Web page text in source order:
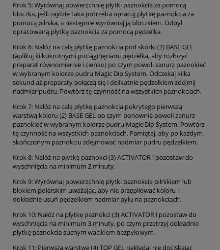
Krok 5: Wyrównaj powierzchnię płytki paznokcia za pomocą
bloczka, jeśli zajdzie taka potrzeba opracuj płytkę paznokcia za
pomocą pilnika, a następnie wyrównaj ją bloczkiem. Odpyl
opracowaną płytkę paznokcia za pomocą pędzelka.
Krok 6: Nałóż na całą płytkę paznokcia pod skórki (2) BASE GEL
(aplikuj kilkukrotnymi pociągnięciami pędzelka, aby rozłożyć
preparat równomiernie i cienko) po czym powoli zanurz paznokieć
w wybranym kolorze pudru Magic Dip System. Odczekaj kilka
sekund aż preparaty połączą się i delikatnie pędzelkiem zdejmij
nadmiar pudru. Powtórz tę czynność na wszystkich paznokciach.
Krok 7: Nałóż na całą płytkę paznokcia pokrytego pierwszą
warstwą koloru (2) BASE GEL po czym ponownie powoli zanurz
paznokieć w wybranym kolorze pudru Magic Dip System. Powtórz
tę czynność na wszystkich paznokciach. Pamiętaj, aby po każdym
skończonym paznokciu zdejmować nadmiar pudru pędzelkiem.
Krok 8: Nałóż na płytkę paznokci (3) ACTIVATOR i pozostaw do
wyschnięcia na minimum 2 minuty.
Krok 9: Wyrównaj powierzchnię płytki paznokcia pilnikiem lub
blokiem polerskim uważając, aby nie przepiłować koloru i
dokładnie usuń pędzelkiem nadmiar pyłu na paznokciach.
Krok 10: Nałóż na płytkę paznokci (3) ACTIVATOR i pozostaw do
wyschnięcia na minimum 3 minuty, po czym przetrzyj dokładnie
płytkę paznokcia suchym wacikiem bezpyłowym.
Krok 11: Pierwszą warstwę (4) TOP GEL nakładaj nie dociskając